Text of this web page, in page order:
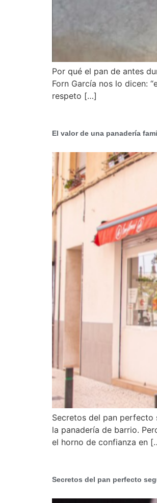
Por qué el pan de antes
Forn García nos lo dicen:
respeto […]
El valor de una panadería
Secretos del pan perfecto
la panadería de barrio.
el horno de confianza en
Secretos del pan perfecto